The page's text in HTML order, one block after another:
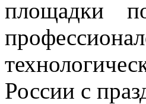
площадки
России с